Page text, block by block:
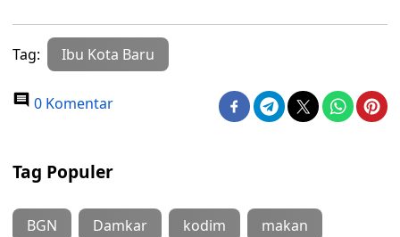
Tag: Ibu Kota Baru
0 Komentar
Tag Populer
BGN Damkar kodim makan